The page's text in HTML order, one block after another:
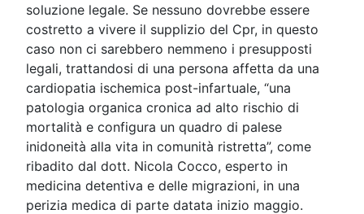
soluzione legale. Se nessuno dovrebbe essere
costretto a vivere il supplizio del Cpr, in questo
caso non ci sarebbero nemmeno i presupposti
legali, trattandosi di una persona affetta da una
cardiopatia ischemica post-infartuale, “una
patologia organica cronica ad alto rischio di
mortalità e configura un quadro di palese
inidoneità alla vita in comunità ristretta”, come
ribadito dal dott. Nicola Cocco, esperto in
medicina detentiva e delle migrazioni, in una
perizia medica di parte datata inizio maggio.